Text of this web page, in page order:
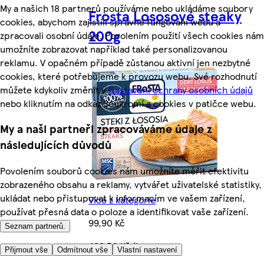
My a našich 18 partnerů používáme nebo ukládáme soubory
cookies, abychom zajistili správné fungování webu a
zpracovali osobní údaje. Povolením použití všech cookies nám
umožníte zobrazovat například také personalizovanou
reklamu. V opačném případě zůstanou aktivní jen nezbytné
cookies, které potřebujeme k provozu webu. Své rozhodnutí
můžete kdykoliv změnit vNastavení ochrany osobních údajů
nebo kliknutím na odkaz Soukromí a cookies v patičce webu.
My a naši partneři zpracováváme údaje z
následujících důvodů
Povolením souborů cookies nám umožníte měřit efektivitu
zobrazeného obsahu a reklamy, vytvářet uživatelské statistiky,
ukládat nebo přistupovat k informacím ve vašem zařízení,
používat přesná data o poloze a identifikovat vaše zařízení.
Seznam partnerů.
Přijmout vše Odmítnout vše Vlastní nastavení
Frosta Lososové steaky
200g
Více z kategorie
99,90 Kč
499,50 Kč/kg